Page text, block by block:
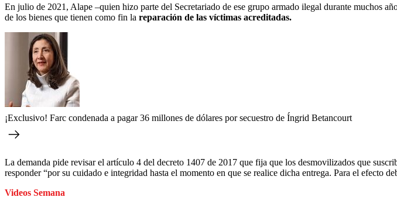
En julio de 2021, Alape –quien hizo parte del Secretariado de ese grupo armado ilegal durante muchos
de los bienes que tienen como fin la reparación de las víctimas acreditadas.
¡Exclusivo! Farc condenada a pagar 36 millones de dólares por secuestro de Íngrid Betancourt
La demanda pide revisar el artículo 4 del decreto 1407 de 2017 que fija que los desmovilizados que
responder “por su cuidado e integridad hasta el momento en que se realice dicha entrega. Para el efecto
Videos Semana